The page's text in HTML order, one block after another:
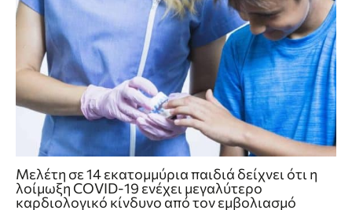
Μελέτη σε 14 εκατομμύρια παιδιά δείχνει ότι η
λοίμωξη COVID-19 ενέχει μεγαλύτερο
καρδιολογικό κίνδυνο από τον εμβολιασμό